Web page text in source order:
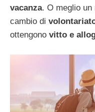
vacanza. O meglio un
cambio di
ottengono vitto e